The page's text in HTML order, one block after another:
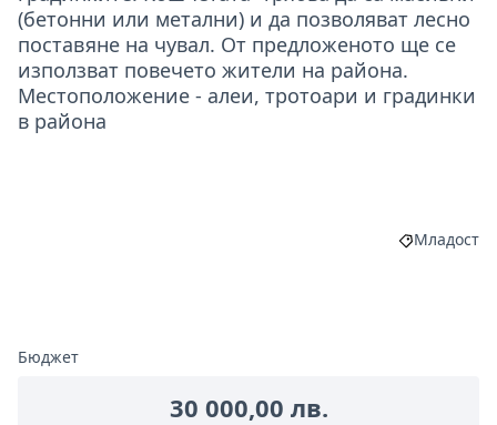
(бетонни или метални) и да позволяват лесно
поставяне на чувал. От предложеното ще се
използват повечето жители на района.
Местоположение - алеи, тротоари и градинки
в района
Младост
Бюджет
30 000,00 лв.